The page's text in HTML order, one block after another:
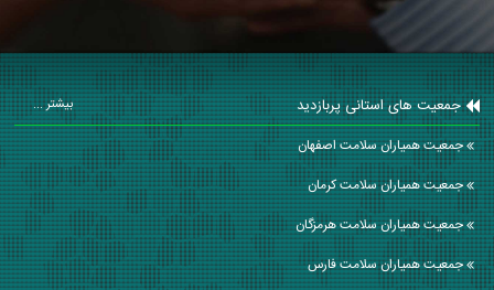
جمعیت های استانی پربازدید بیشتر ...
جمعیت همیاران سلامت اصفهان
جمعیت همیاران سلامت كرمان
جمعیت همیاران سلامت هرمزگان
جمعیت همیاران سلامت فارس